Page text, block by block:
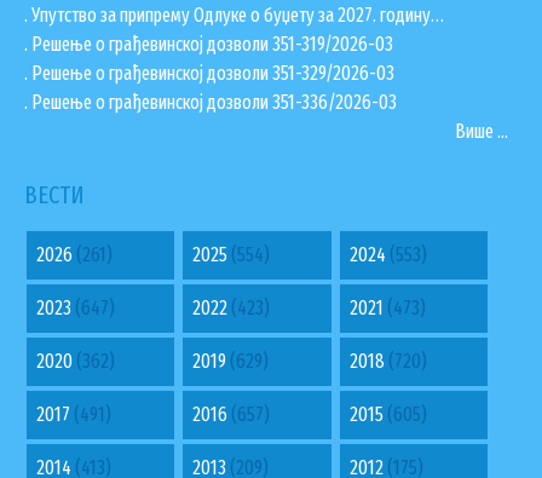
. Упутство за припрему Одлуке о буџету за 2027. годину…
. Решење о грађевинској дозволи 351-319/2026-03
. Решење о грађевинској дозволи 351-329/2026-03
. Решење о грађевинској дозволи 351-336/2026-03
Више ...
ВЕСТИ
2026 (261) 2025 (554) 2024 (553)
2023 (647) 2022 (423) 2021 (473)
2020 (362) 2019 (629) 2018 (720)
2017 (491) 2016 (657) 2015(605)
2014 (413) 2013 (209) 2012(175)